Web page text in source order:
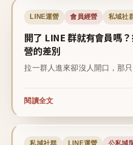
LINE運營 會員經營 私域社
開了 LINE 群就有會員嗎
營的差別
拉一群人進來卻沒人開口，那只
閱讀全文